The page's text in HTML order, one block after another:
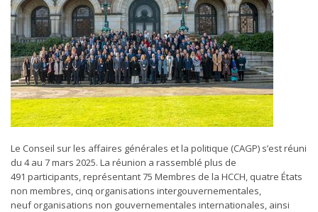
Le Conseil sur les affaires générales et la politique (CAGP) s’est réuni
du 4 au 7 mars 2025. La réunion a rassemblé plus de
491 participants, représentant 75 Membres de la HCCH, quatre États
non membres, cinq organisations intergouvernementales,
neuf organisations non gouvernementales internationales, ainsi